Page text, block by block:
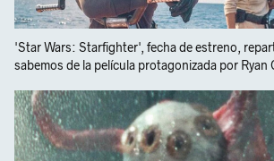
'Star Wars: Starfighter', fecha de estreno,
sabemos de la película protagonizada por Ryan